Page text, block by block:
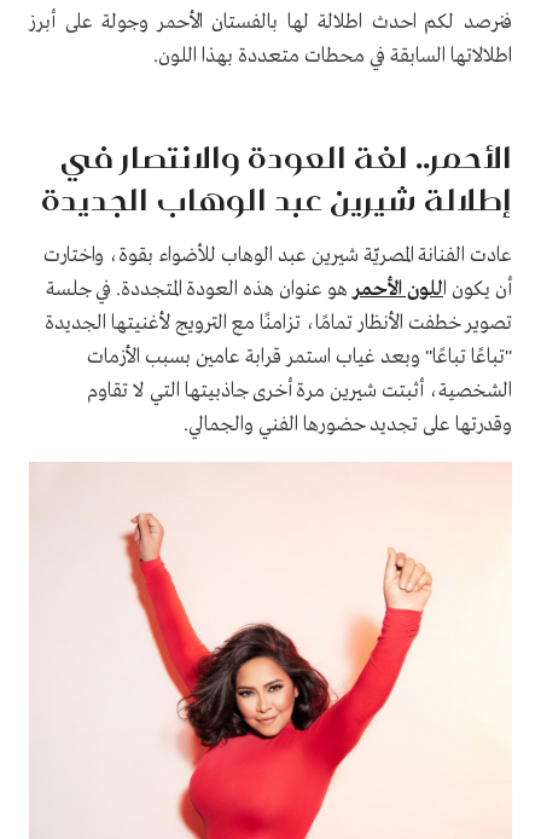
فنرصد لكم احدث اطلالة لها بالفستان الأحمر وجولة على أبرز
اطلالاتها السابقة في محطات متعددة بهذا اللون.
الأحمر.. لغة العودة والانتصار في
إطلالة شيرين عبد الوهاب الجديدة
عادت الفنانة المصريّة شيرين عبد الوهاب للأضواء بقوة، واختارت
أن يكون اللون الأحمر هو عنوان هذه العودة المتجددة. في جلسة
تصوير خطفت الأنظار تمامًا، تزامنًا مع الترويج لأغنيتها الجديدة
"تباعًا تباعًا" وبعد غياب استمر قرابة عامين بسبب الأزمات
الشخصية، أثبتت شيرين مرة أخرى جاذبيتها التي لا تقاوم
وقدرتها على تجديد حضورها الفني والجمالي.